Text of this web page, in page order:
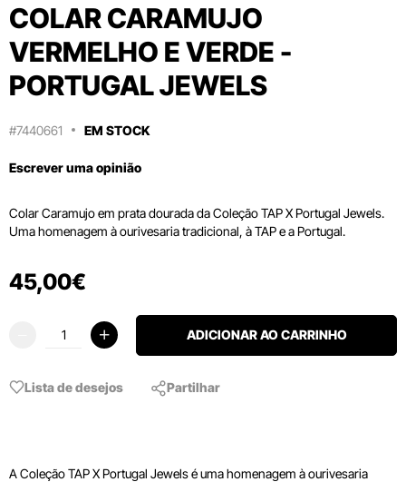
COLAR CARAMUJO
VERMELHO E VERDE -
PORTUGAL JEWELS
#7440661 EM STOCK
Escrever uma opinião
Colar Caramujo em prata dourada da Coleção TAP X Portugal Jewels.
Uma homenagem à ourivesaria tradicional, à TAP e a Portugal.
45,00€
ADICIONAR AO CARRINHO
Lista de desejos Partilhar
A Coleção TAP X Portugal Jewels é uma homenagem à ourivesaria